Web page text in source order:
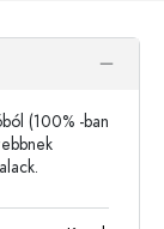
(100% -ban